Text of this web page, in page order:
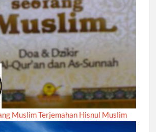
Muslim Terjemahan Hisnul Muslim